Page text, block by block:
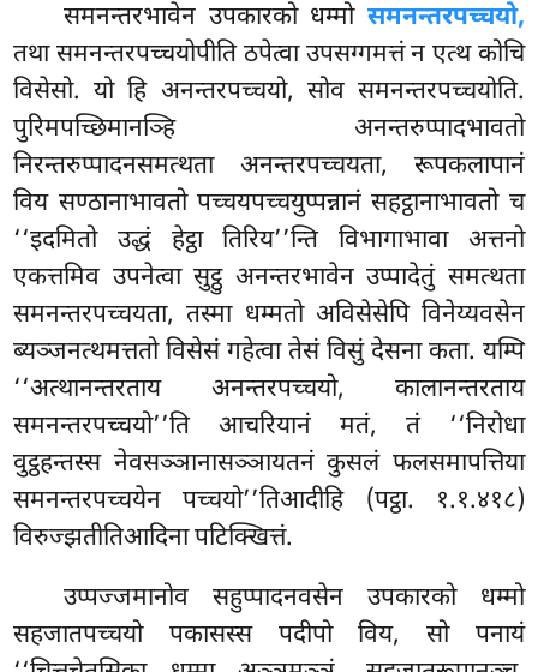
समनन्तरभावेन उपकारको धम्मो समनन्तरपच्चयो,
तथा समनन्तरपच्चयोपीति ठपेत्वा उपसग्गमत्तं न एत्थ कोचि
विसेसो. यो हि अनन्तरपच्चयो, सोव समनन्तरपच्चयोति.
पुरिमपच्छिमानञ्हि अनन्तरुप्पादभावतो
निरन्तरुप्पादनसमत्थता अनन्तरपच्चयता, रूपकलापानं
विय सण्ठानाभावतो पच्चयपच्चयुप्पन्नानं सहट्ठानाभावतो च
‘‘इदमितो उद्धं हेट्ठा तिरिय’’न्ति विभागाभावा अत्तनो
एकत्तमिव उपनेत्वा सुट्ठु अनन्तरभावेन उप्पादेतुं समत्थता
समनन्तरपच्चयता, तस्मा धम्मतो अविसेसेपि विनेय्यवसेन
ब्यञ्जनत्थमत्ततो विसेसं गहेत्वा तेसं विसुं देसना कता. यम्पि
‘‘अत्थानन्तरताय अनन्तरपच्चयो, कालानन्तरताय
समनन्तरपच्चयो’’ति आचरियानं मतं, तं ‘‘निरोधा
वुट्ठहन्तस्स नेवसञ्ञानासञ्ञायतनं कुसलं फलसमापत्तिया
समनन्तरपच्चयेन पच्चयो’’तिआदीहि (पट्ठा. १.१.४१८)
विरुज्झतीतिआदिना पटिक्खित्तं.
उप्पज्जमानोव सहुप्पादनवसेन उपकारको धम्मो
सहजातपच्चयो पकासस्स पदीपो विय, सो पनायं